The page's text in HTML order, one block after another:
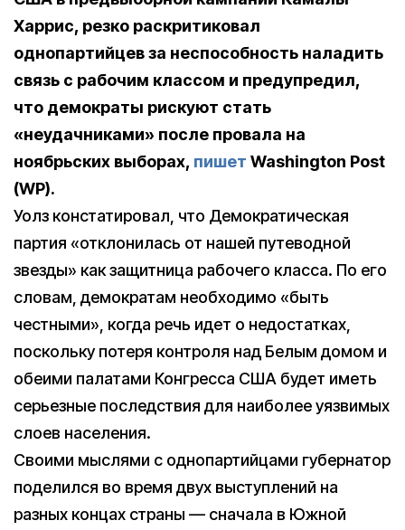
Харрис, резко раскритиковал
однопартийцев за неспособность наладить
связь с рабочим классом и предупредил,
что демократы рискуют стать
«неудачниками» после провала на
ноябрьских выборах, пишет Washington Post
(WP).
Уолз констатировал, что Демократическая
партия «отклонилась от нашей путеводной
звезды» как защитница рабочего класса. По его
словам, демократам необходимо «быть
честными», когда речь идет о недостатках,
поскольку потеря контроля над Белым домом и
обеими палатами Конгресса США будет иметь
серьезные последствия для наиболее уязвимых
слоев населения.
Своими мыслями с однопартийцами губернатор
поделился во время двух выступлений на
разных концах страны — сначала в Южной